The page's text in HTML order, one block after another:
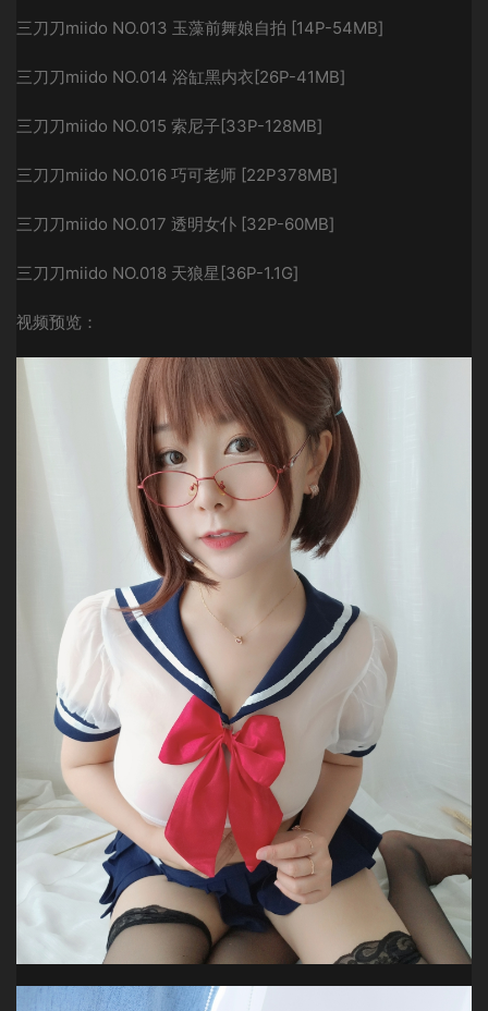
三刀刀miido NO.013 玉藻前舞娘自拍 [14P-54MB]
三刀刀miido NO.014 浴缸黑内衣[26P-41MB]
三刀刀miido NO.015 索尼子[33P-128MB]
三刀刀miido NO.016 巧可老师 [22P378MB]
三刀刀miido NO.017 透明女仆 [32P-60MB]
三刀刀miido NO.018 天狼星[36P-1.1G]
视频预览：